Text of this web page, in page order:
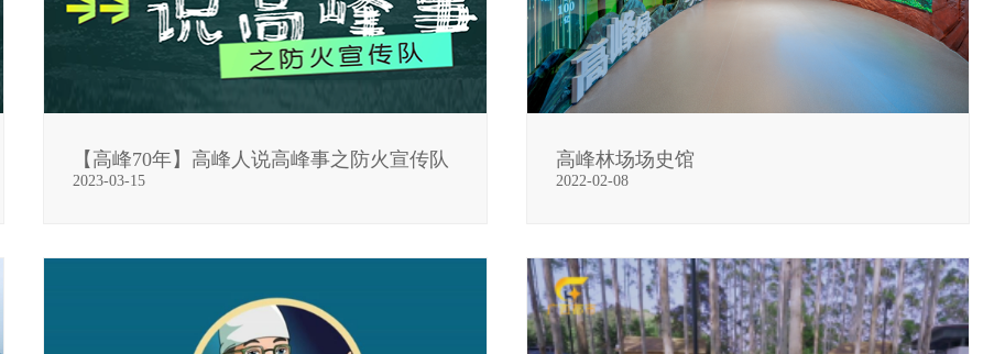
【高峰70年】高峰人说高峰事之防火宣传队
2023-03-15
高峰林场场史馆
2022-02-08